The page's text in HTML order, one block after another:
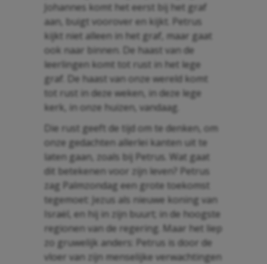
Johannes komt het eerst bij het graf
aan, buigt voorover en kijkt. Petrus
kijkt niet alleen in het graf, maar gaat
ook naar binnen. De haast van de
leerlingen komt tot rust in het lege
graf. De haast van onze wereld komt
tot rust in deze weken, in deze lege
kerk, in onze huizen, vandaag.
Die rust geeft de tijd om te denken, om
onze gedachten allerlei kanten uit te
laten gaan, zoals bij Petrus. Wat gaat
dit betekenen voor zijn leven? Petrus
zag Palmzondag een grote toekomst
tegemoet: Jezus als nieuwe koning van
Israël, en hij in zijn buurt; in de hoogste
regionen van de regering. Maar het liep
zo gruwelijk anders: Petrus is door de
vloer van zijn menselijke verwachtingen